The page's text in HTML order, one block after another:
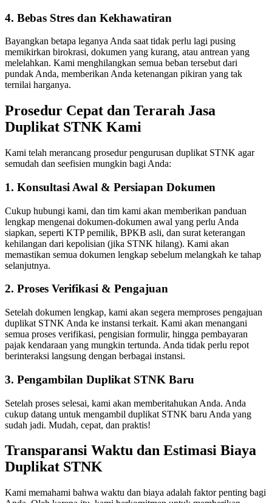
4. Bebas Stres dan Kekhawatiran
Bayangkan betapa leganya Anda saat tidak perlu lagi pusing
memikirkan birokrasi, dokumen yang kurang, atau antrean yang
melelahkan. Kami menghilangkan semua beban tersebut dari
pundak Anda, memberikan Anda ketenangan pikiran yang tak
ternilai harganya.
Prosedur Cepat dan Terarah Jasa
Duplikat STNK Kami
Kami telah merancang prosedur pengurusan duplikat STNK agar
semudah dan seefisien mungkin bagi Anda:
1. Konsultasi Awal & Persiapan Dokumen
Cukup hubungi kami, dan tim kami akan memberikan panduan
lengkap mengenai dokumen-dokumen awal yang perlu Anda
siapkan, seperti KTP pemilik, BPKB asli, dan surat keterangan
kehilangan dari kepolisian (jika STNK hilang). Kami akan
memastikan semua dokumen lengkap sebelum melangkah ke tahap
selanjutnya.
2. Proses Verifikasi & Pengajuan
Setelah dokumen lengkap, kami akan segera memproses pengajuan
duplikat STNK Anda ke instansi terkait. Kami akan menangani
semua proses verifikasi, pengisian formulir, hingga pembayaran
pajak kendaraan yang mungkin tertunda. Anda tidak perlu repot
berinteraksi langsung dengan berbagai instansi.
3. Pengambilan Duplikat STNK Baru
Setelah proses selesai, kami akan memberitahukan Anda. Anda
cukup datang untuk mengambil duplikat STNK baru Anda yang
sudah jadi. Mudah, cepat, dan praktis!
Transparansi Waktu dan Estimasi Biaya
Duplikat STNK
Kami memahami bahwa waktu dan biaya adalah faktor penting bagi